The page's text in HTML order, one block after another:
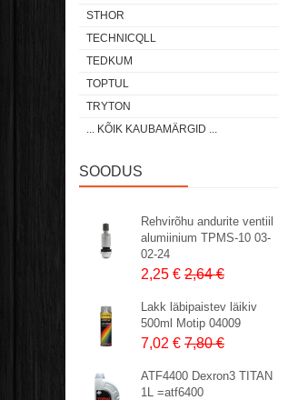
STHOR
TECHNICQLL
TEDKUM
TOPTUL
TRYTON
... KÕIK KAUBAMÄRGID ...
SOODUS
Rehvirõhu andurite ventiil
alumiinium TPMS-10 03-
02-24
2,25 € 2,64 €
Lakk läbipaistev läikiv
500ml Motip 04009
7,02 € 7,80 €
ATF4400 Dexron3 TITAN
1L =atf6400